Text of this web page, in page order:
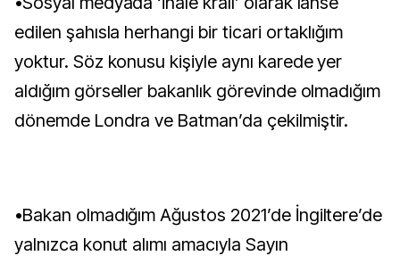
edilen şahısla herhangi bir ticari ortaklığım
yoktur. Söz konusu kişiyle aynı karede yer
aldığım görseller bakanlık görevinde olmadığım
dönemde Londra ve Batman’da çekilmiştir.
•Bakan olmadığım Ağustos 2021’de İngiltere’de
yalnızca konut alımı amacıyla Sayın